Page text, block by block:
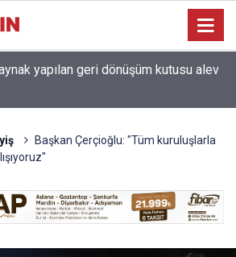
karşı şeritteki araca çarptı
Başkan Çerçioğlu: "Tüm kuruluşlarla